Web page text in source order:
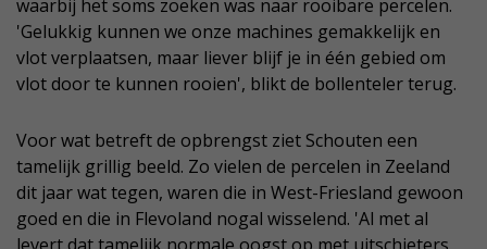
waarbij het soms zoeken was naar rooibare percelen.
'Gelukkig kunnen we onze machines gemakkelijk en
vlot verplaatsen, maar liever blijf je in één gebied om
vlot door te kunnen rooien', blikt de bollenteler terug.
Voor wat betreft de opbrengst ziet Schouten een
tamelijk grillig beeld. Zo vielen de percelen in Zeeland
dit jaar wat tegen, waren die in West-Friesland gewoon
goed en die in Flevoland nogal wisselend. 'Al met al